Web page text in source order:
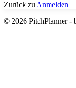
Zurück zu Anmelden
© 2026 PitchPlanner -